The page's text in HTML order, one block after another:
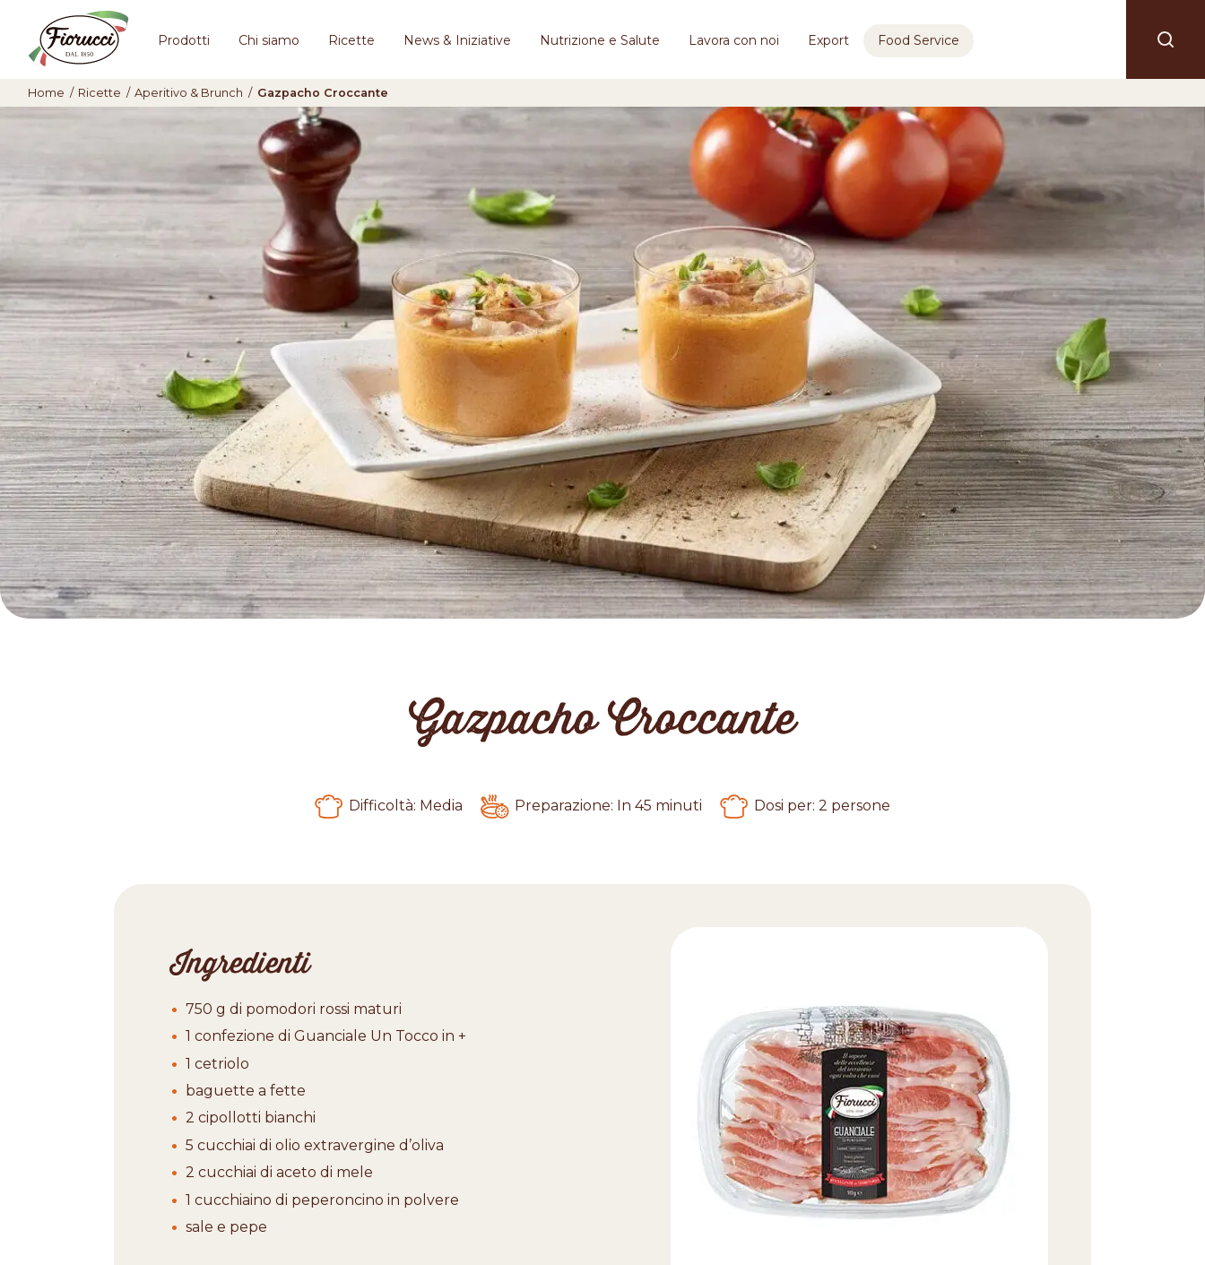
Prodotti Chi siamo Ricette News & Iniziative Nutrizione e Salute Lavora con noi Export Food Service
Home / Ricette / Aperitivo & Brunch / Gazpacho Croccante
Gazpacho Croccante
Difficoltà: Media Preparazione: In 45 minuti Dosi per: 2 persone
Ingredienti
750 g di pomodori rossi maturi
1 confezione di Guanciale Un Tocco in +
1 cetriolo
baguette a fette
2 cipollotti bianchi
5 cucchiai di olio extravergine d’oliva
2 cucchiai di aceto di mele
1 cucchiaino di peperoncino in polvere
sale e pepe